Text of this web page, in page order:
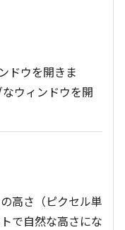
ドウを開きま
ウィンドウを開
高さ（ピクセル単
で自然な高さにな